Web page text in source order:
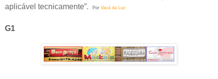
aplicável tecnicamente”.
Por Vavá da Luz
G1